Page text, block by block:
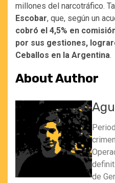
millones del narcotráfico.
Escobar, que, según un
cobró el 4,5% en
por sus gestiones,
Ceballos en la Argentina.
About Author
de